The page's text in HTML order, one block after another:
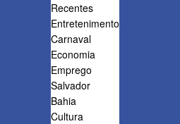
Recentes
Entretenimento
Carnaval
Economia
Emprego
Salvador
Bahia
Cultura